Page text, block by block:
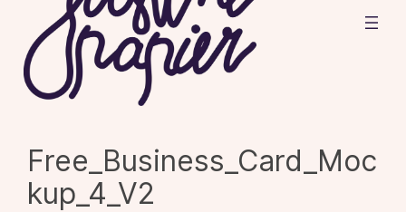
Free_Business_Card_Moc
kup_4_V2